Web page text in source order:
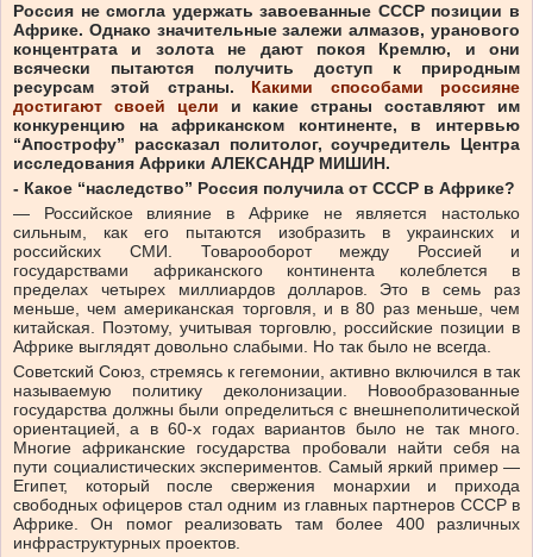
Россия не смогла удержать завоеванные СССР позиции в
Африке. Однако значительные залежи алмазов, уранового
концентрата и золота не дают покоя Кремлю, и они
всячески пытаются получить доступ к природным
ресурсам этой страны. Какими способами россияне
достигают своей цели и какие страны составляют им
конкуренцию на африканском континенте, в интервью
“Апострофу” рассказал политолог, соучредитель Центра
исследования Африки АЛЕКСАНДР МИШИН.
- Какое “наследство” Россия получила от СССР в Африке?
— Российское влияние в Африке не является настолько
сильным, как его пытаются изобразить в украинских и
российских СМИ. Товарооборот между Россией и
государствами африканского континента колеблется в
пределах четырех миллиардов долларов. Это в семь раз
меньше, чем американская торговля, и в 80 раз меньше, чем
китайская. Поэтому, учитывая торговлю, российские позиции в
Африке выглядят довольно слабыми. Но так было не всегда.
Советский Союз, стремясь к гегемонии, активно включился в так
называемую политику деколонизации. Новообразованные
государства должны были определиться с внешнеполитической
ориентацией, а в 60-х годах вариантов было не так много.
Многие африканские государства пробовали найти себя на
пути социалистических экспериментов. Самый яркий пример —
Египет, который после свержения монархии и прихода
свободных офицеров стал одним из главных партнеров СССР в
Африке. Он помог реализовать там более 400 различных
инфраструктурных проектов.